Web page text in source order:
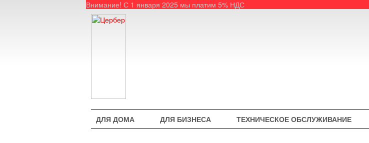
Внимание! С 1 января 2025 мы платим 5% НДС
ДЛЯ ДОМА ДЛЯ БИЗНЕСА ТЕХНИЧЕСКОЕ ОБСЛУЖИВАНИЕ